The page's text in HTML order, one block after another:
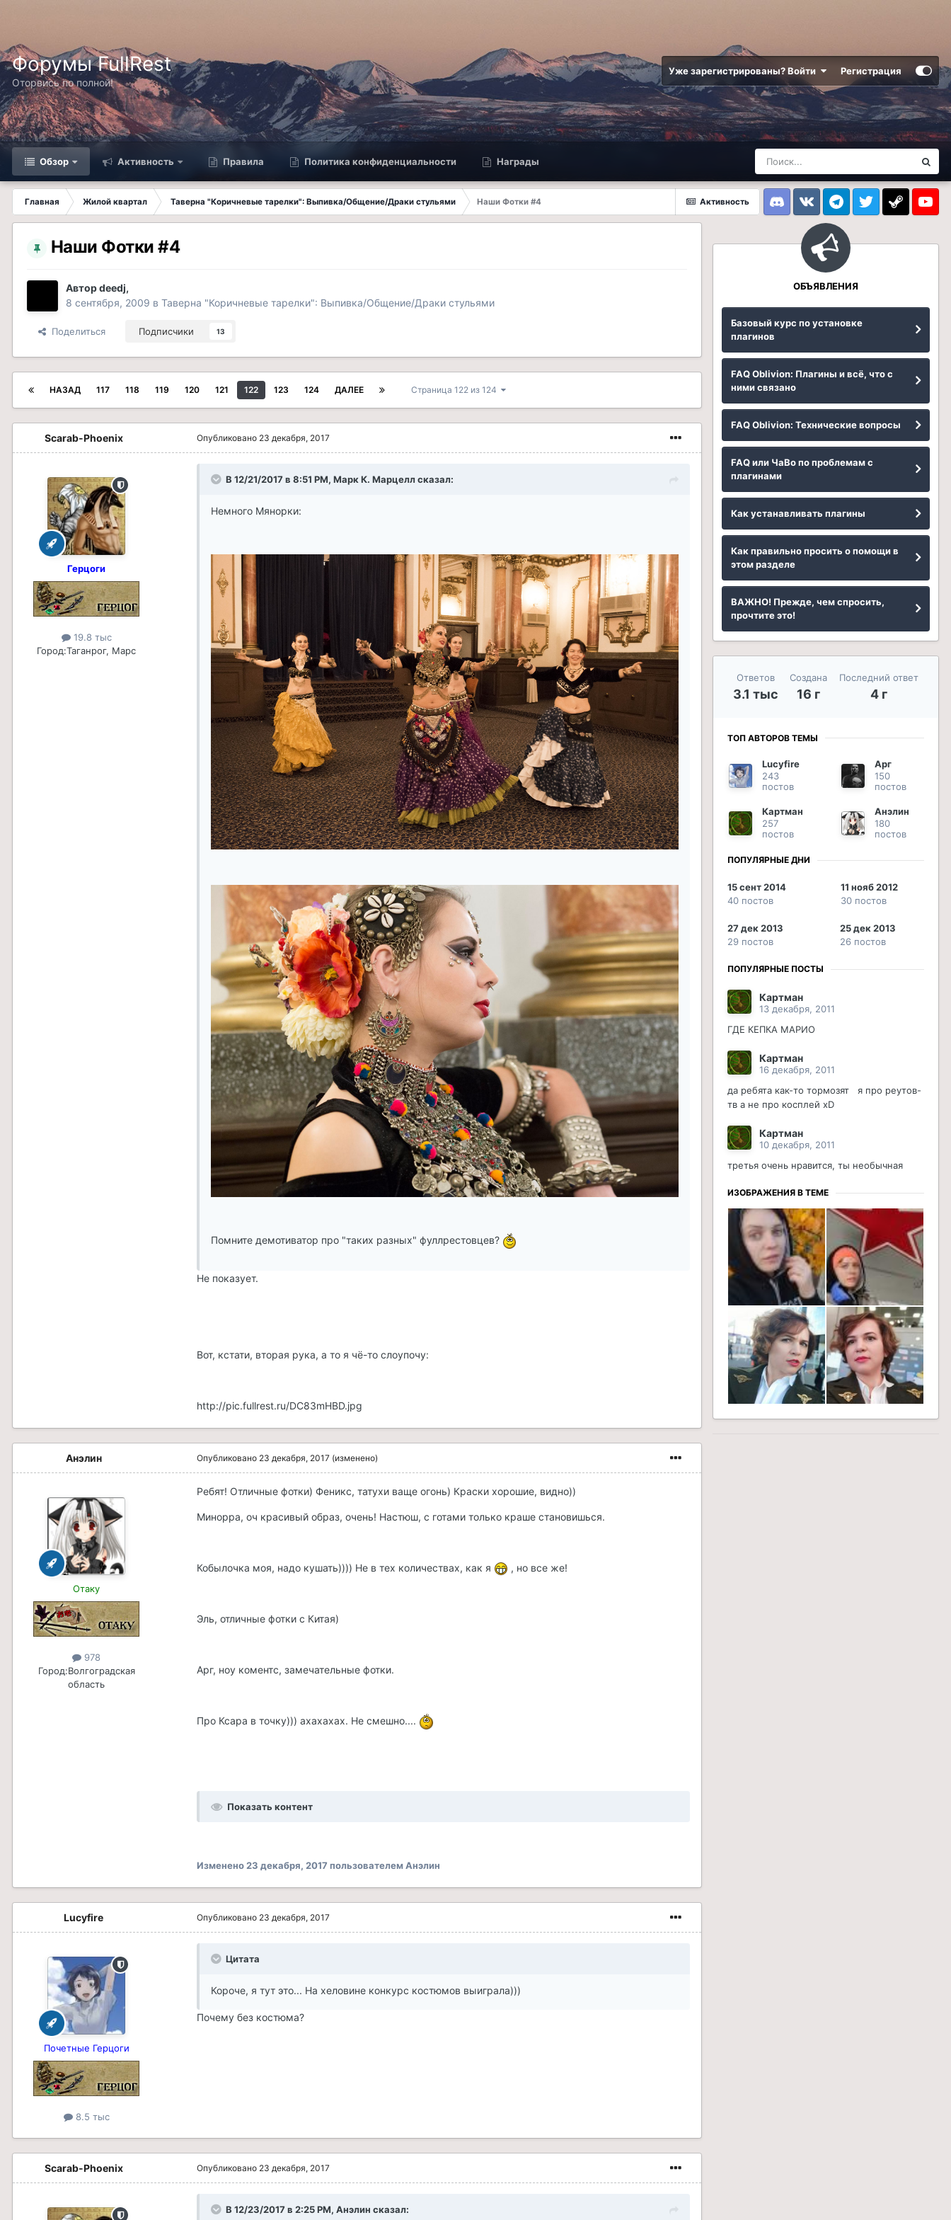
Форумы FullRest
Оторвись по полной!
Уже зарегистрированы? Войти Регистрация
Обзор Активность Правила Политика конфиденциальности Награды
Активность
Главная Жилой квартал Таверна "Коричневые тарелки": Выпивка/Общение/Драки стульями
Наши Фотки #4
DiscordVK TelegramTwitter Steam
Наши Фотки #4
Авторdeedj,
8 сентября, 2009 в Таверна "Коричневые тарелки": Выпивка/Общение/Драки стульями
Поделиться Подписчики 13
НАЗАД 117 118 119 120 121 122 123 124 ДАЛЕЕ Страница 122 из 124
Scarab-Phoenix
Герцоги
19.8 тыс
Город:Таганрог, Марс
Опубликовано 23 декабря, 2017
В 12/21/2017 в 8:51 PM, Марк К. Марцелл сказал:
Немного Мянорки:
Помните демотиватор про "таких разных" фуллрестовцев?
Не показует.
Вот, кстати, вторая рука, а то я чё-то слоупочу:
http://pic.fullrest.ru/DC83mHBD.jpg
Анэлин
Отаку
978
Город:Волгоградская
область
Опубликовано 23 декабря, 2017 (изменено)
Ребят! Отличные фотки) Феникс, татухи ваще огонь) Краски хорошие, видно))
Минорра, оч красивый образ, очень! Настюш, с готами только краше становишься.
Кобылочка моя, надо кушать)))) Не в тех количествах, как я , но все же!
Эль, отличные фотки с Китая)
Арг, ноу коментс, замечательные фотки.
Про Ксара в точку))) ахахахах. Не смешно....
Показать контент
Изменено 23 декабря, 2017 пользователем Анэлин
Lucyfire
Почетные Герцоги
8.5 тыс
Опубликовано 23 декабря, 2017
Цитата
Короче, я тут это... На хеловине конкурс костюмов выиграла)))
Почему без костюма?
Scarab-Phoenix Опубликовано 23 декабря, 2017
В 12/23/2017 в 2:25 PM, Анэлин сказал:
ОБЪЯВЛЕНИЯ
Базовый курс по установке
плагинов
FAQ Oblivion: Плагины и всё, что с
ними связано
FAQ Oblivion: Технические вопросы
FAQ или ЧаВо по проблемам с
плагинами
Как устанавливать плагины
Как правильно просить о помощи в
этом разделе
ВАЖНО! Прежде, чем спросить,
прочтите это!
Ответов
3.1 тыс
Создана
16 г
Последний ответ
4 г
ТОП АВТОРОВ ТЕМЫ
Lucyfire
243
постов
Арг
150
постов
Картман
257
постов
Анэлин
180
постов
ПОПУЛЯРНЫЕ ДНИ
15 сент 2014
40 постов
11 нояб 2012
30 постов
27 дек 2013
29 постов
25 дек 2013
26 постов
ПОПУЛЯРНЫЕ ПОСТЫ
Картман
13 декабря, 2011
ГДЕ КЕПКА МАРИО
Картман
16 декабря, 2011
да ребята как-то тормозят я про реутов-
тв а не про косплей xD
Картман
10 декабря, 2011
третья очень нравится, ты необычная
ИЗОБРАЖЕНИЯ В ТЕМЕ